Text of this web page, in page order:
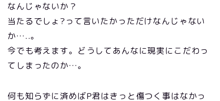
なんじゃないか？
当たるでしょ?って言いたかっただけなんじゃない
か…..。
今でも考えます。どうしてあんなに現実にこだわっ
てしまったのか…。
何も知らずに済めばP君はきっと傷つく事はなかっ